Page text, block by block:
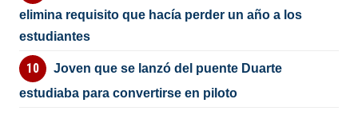
elimina requisito que hacía perder un año a los
estudiantes
Joven que se lanzó del puente Duarte
estudiaba para convertirse en piloto